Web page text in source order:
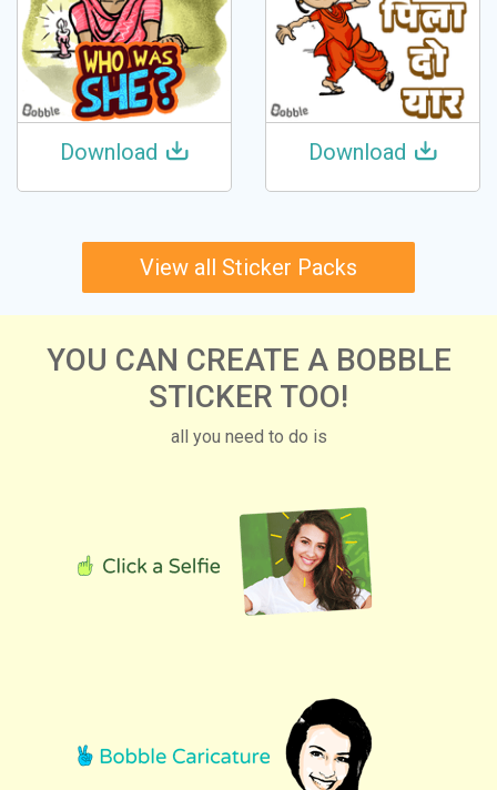
Download Download
View all Sticker Packs
YOU CAN CREATE A BOBBLE
STICKER TOO!
all you need to do is